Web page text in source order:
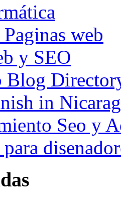
web
y SEO
Blog
in
Seo y